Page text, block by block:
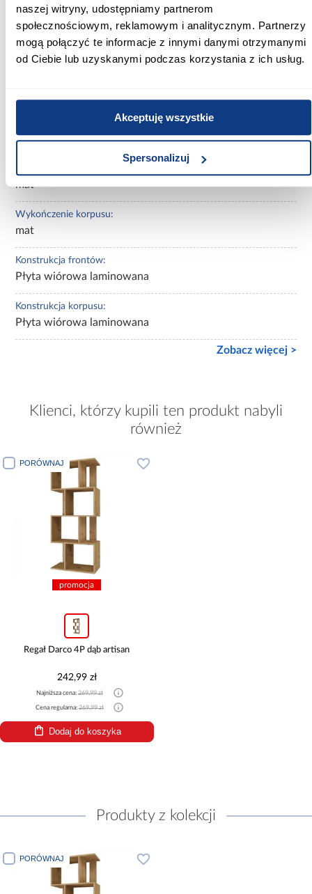
naszej witryny, udostępniamy partnerom
społecznościowym, reklamowym i analitycznym. Partnerzy
mogą połączyć te informacje z innymi danymi otrzymanymi
od Ciebie lub uzyskanymi podczas korzystania z ich usług.
Akceptuję wszystkie
Spersonalizuj
Kolor frontów:
biały
Regał otwarty
mat
Wykończenie korpusu:
mat
Konstrukcja frontów:
Płyta wiórowa laminowana
Konstrukcja korpusu:
Płyta wiórowa laminowana
Zobacz więcej >
Klienci, którzy kupili ten produkt nabyli
również
PORÓWNAJ
promocja
Regał Darco 4P dąb artisan
242,99 zł
Najniższa cena:269,99 zł
Cena regularna:269,99 zł
Dodaj do koszyka
Produkty z kolekcji
PORÓWNAJ